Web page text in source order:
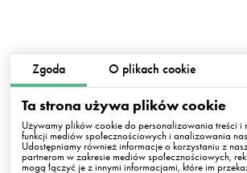
Zgoda O plikach cookie
Ta strona używa plików cookie
Używamy plików cookie do personalizowania treści i
funkcji mediów społecznościowych i analizowania
Udostępniamy również informacje o korzystaniu z
partnerom w zakresie mediów społecznościowych,
mogą łączyć je z innymi informacjami, które im